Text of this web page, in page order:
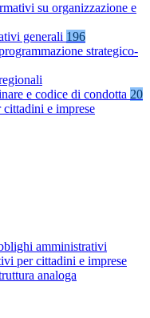
su organizzazione e
generali 196
strategico-
e codice di condotta 20
e imprese
amministrativi
per cittadini e imprese
analoga